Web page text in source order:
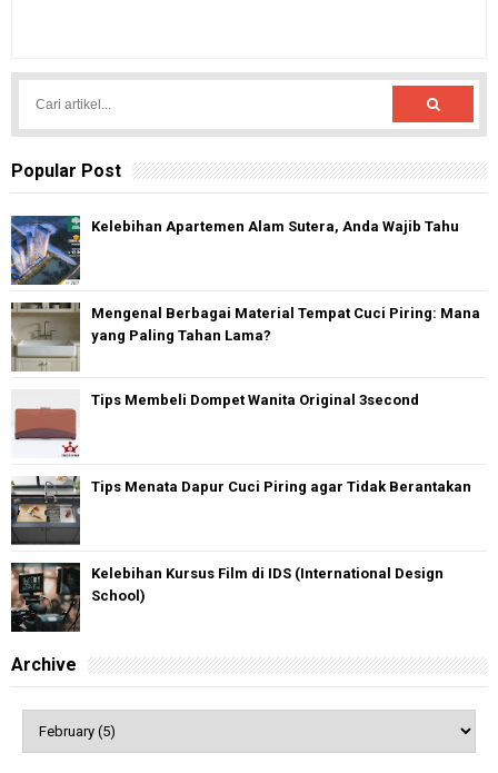
Popular Post
Kelebihan Apartemen Alam Sutera, Anda Wajib Tahu
Mengenal Berbagai Material Tempat Cuci Piring: Mana
yang Paling Tahan Lama?
Tips Membeli Dompet Wanita Original 3second
Tips Menata Dapur Cuci Piring agar Tidak Berantakan
Kelebihan Kursus Film di IDS (International Design
School)
Archive